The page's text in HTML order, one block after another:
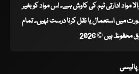
مواد ادارتی ٹیم کی کاوش ہے۔ اس مواد کو بغیر
میں استعمال یا نقل کرنا درست نہیں۔ تمام
محفوظ ہیں © 2026
پالیسی